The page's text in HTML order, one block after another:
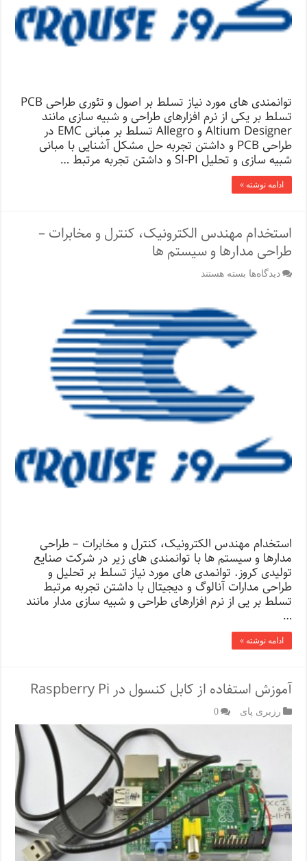
توانمندی های مورد نیاز تسلط بر اصول و تئوری طراحی PCB
تسلط بر یکی از نرم افزارهای طراحی و شبیه سازی مانند
Altium Designer و Allegro تسلط بر مبانی EMC در
طراحی PCB و داشتن تجربه حل مشکل آشنایی با مبانی
شبیه سازی و تحلیل SI-PI و داشتن تجربه مرتبط …
ادامه نوشته »
استخدام مهندس الکترونیک، کنترل و مخابرات –
طراحی مدارها و سیستم ها
دیدگاه‌ها برای
الکترونیک،
کنترل
و
مخابرات
و
سیستم
ها
بسته هستند
استخدام مهندس الکترونیک، کنترل و مخابرات – طراحی
مدارها و سیستم ها با توانمندی های زیر در شرکت صنایع
تولیدی کروز. توانمدی های مورد نیاز تسلط بر تحلیل و
طراحی مدارات آنالوگ و دیجیتال با داشتن تجربه مرتبط
تسلط بر یی از نرم افزارهای طراحی و شبیه سازی مدار مانند
…
ادامه نوشته »
آموزش استفاده از کابل کنسول در Raspberry Pi
رزبری پای 0